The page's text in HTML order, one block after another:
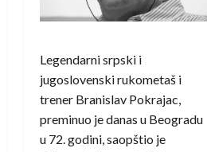
Legendarni srpski i
jugoslovenski rukometaš i
trener Branislav Pokrajac,
preminuo je danas u Beogradu
u 72. godini, saopštio je